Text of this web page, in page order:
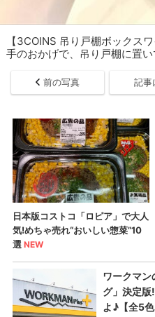
【3COINS 吊り戸棚ボックス
手のおかげで、吊り戸棚に置
前の写真 記事